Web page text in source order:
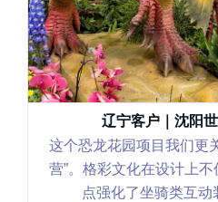
辽宁客户｜沈阳
这个恐龙花园项目我们更
营”。格彩文化在设计上
点强化了坐骑类互动